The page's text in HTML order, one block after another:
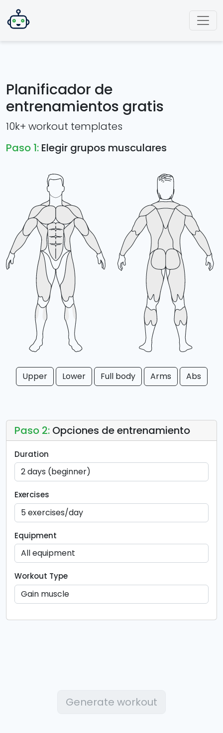
Planificador de
entrenamientos gratis
10k+ workout templates
Paso 1: Elegir grupos musculares
Upper Lower Full body Arms Abs
Paso 2: Opciones de entrenamiento
Duration
Exercises
Equipment
Workout Type
Generate workout